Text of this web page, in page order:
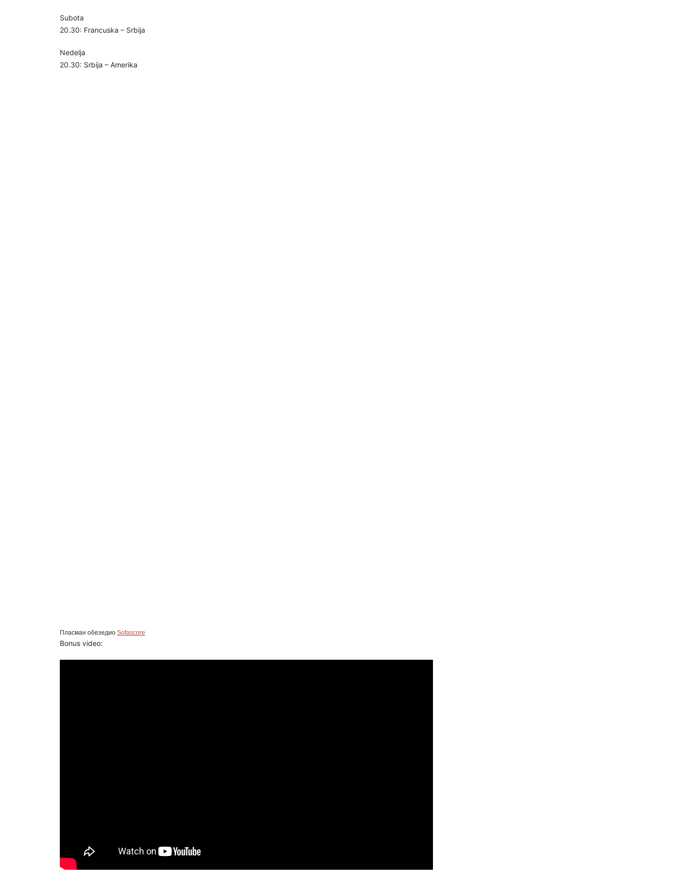
Subota
20.30: Francuska – Srbija
Nedelja
20.30: Srbija – Amerika
Пласман обезедио Sofascore
Bonus video: